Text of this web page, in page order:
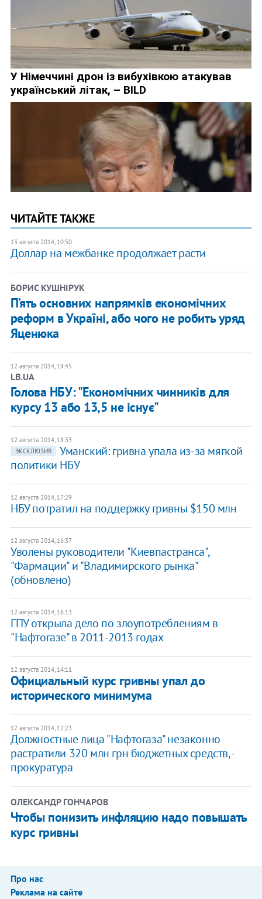
ЧИТАЙТЕ ТАКЖЕ
13 августа 2014, 10:50
Доллар на межбанке продолжает расти
БОРИС КУШНІРУК
П’ять основних напрямків економічних
реформ в Україні, або чого не робить уряд
Яценюка
12 августа 2014, 19:45
LB.UA
Голова НБУ: "Економічних чинників для
курсу 13 або 13,5 не існує"
12 августа 2014, 18:33
ЭКСКЛЮЗИВ
Уманский: гривна упала из-за мягкой
политики НБУ
12 августа 2014, 17:29
НБУ потратил на поддержку гривны $150 млн
12 августа 2014, 16:37
Уволены руководители "Киевпастранса",
"Фармации" и "Владимирского рынка"
(обновлено)
12 августа 2014, 16:13
ГПУ открыла дело по злоупотреблениям в
"Нафтогазе" в 2011-2013 годах
12 августа 2014, 14:11
Официальный курс гривны упал до
исторического минимума
12 августа 2014, 12:23
Должностные лица "Нафтогаза" незаконно
растратили 320 млн грн бюджетных средств, -
прокуратура
ОЛЕКСАНДР ГОНЧАРОВ
Чтобы понизить инфляцию надо повышать
курс гривны
Про нас
Реклама на сайте